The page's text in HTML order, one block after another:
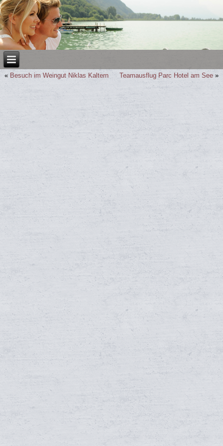
« Besuch im Weingut Niklas Kaltern Teamausflug Parc Hotel am See»